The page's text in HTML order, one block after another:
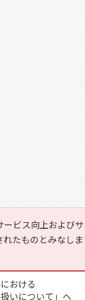
ビス向上および
たものとみなしま
おける
いについて」へ